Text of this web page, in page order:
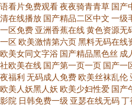
语看片免费观看夜夜骑青青草 国产
清在线播放 国产精品二区中文 一级
一区免费 亚洲香蕉在线黄色资源无
一区欧美激情第六页黑料无码在线
欧美女同文字浴 国产精品黑色丝 成
社欧美在线 国产第一页一页 国产一
夜福利 无码成人免费欧美丝袜乱伦
欧美人妖黑人妖 欧美少妇性爱 国产
影院 日韩免费一级 亚瑟在线无码丁